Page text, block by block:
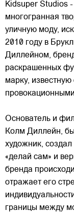
Kidsuper Studios
многогранная
уличную моду,
2010 году в
Диллейном,
раскрашенных
марку,
Основатель и
Колм Диллейн,
художник,
«делай сам» и
бренда
отражает его
границы между